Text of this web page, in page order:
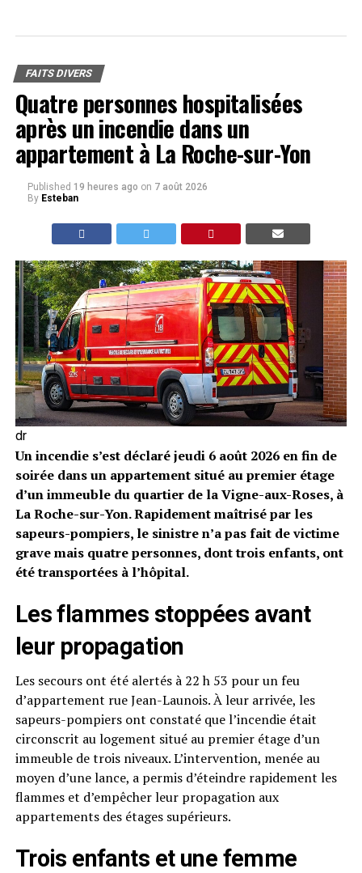
FAITS DIVERS
Quatre personnes hospitalisées
après un incendie dans un
appartement à La Roche-sur-Yon
Published 19 heures ago on 7 août 2026
By Esteban
dr
Un incendie s’est déclaré jeudi 6 août 2026 en fin de
soirée dans un appartement situé au premier étage
d’un immeuble du quartier de la Vigne-aux-Roses, à
La Roche-sur-Yon. Rapidement maîtrisé par les
sapeurs-pompiers, le sinistre n’a pas fait de victime
grave mais quatre personnes, dont trois enfants, ont
été transportées à l’hôpital.
Les flammes stoppées avant
leur propagation
Les secours ont été alertés à 22 h 53 pour un feu
d’appartement rue Jean-Launois. À leur arrivée, les
sapeurs-pompiers ont constaté que l’incendie était
circonscrit au logement situé au premier étage d’un
immeuble de trois niveaux. L’intervention, menée au
moyen d’une lance, a permis d’éteindre rapidement les
flammes et d’empêcher leur propagation aux
appartements des étages supérieurs.
Trois enfants et une femme